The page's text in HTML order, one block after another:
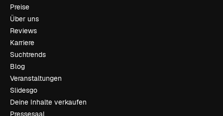
Preise
Über uns
Reviews
Karriere
Suchtrends
Blog
Veranstaltungen
Slidesgo
Deine Inhalte verkaufen
Pressesaal